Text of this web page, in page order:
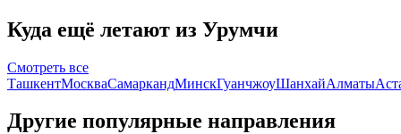
Куда ещё летают из Урумчи
Смотреть все
ТашкентМоскваСамаркандМинскГуанчжоуШанхайАлматы
Другие популярные направления